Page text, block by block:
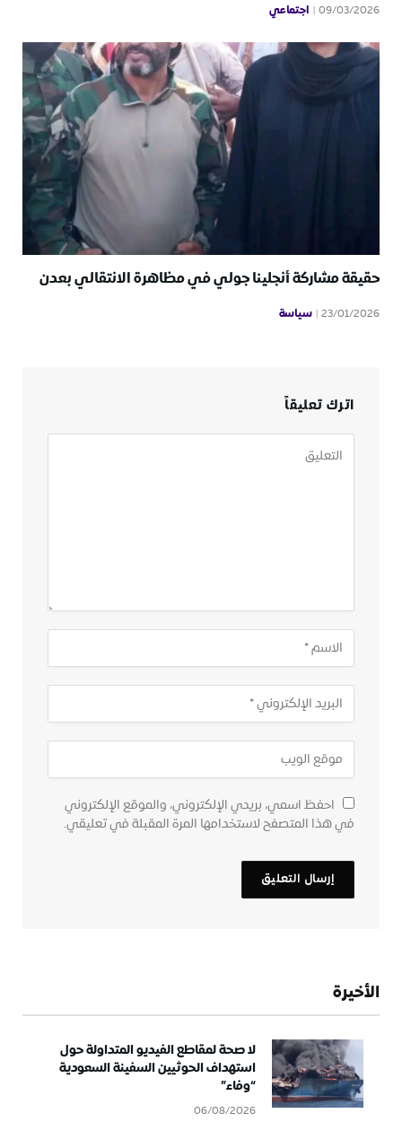
09/03/2026 اجتماعي
حقيقة مشاركة أنجلينا جولي في مظاهرة الانتقالي بعدن
23/01/2026 سياسة
اترك تعليقاً
احفظ اسمي، بريدي الإلكتروني، والموقع الإلكتروني
في هذا المتصفح لاستخدامها المرة المقبلة في تعليقي.
الأخيرة
لا صحة لمقاطع الفيديو المتداولة حول
استهداف الحوثيين السفينة السعودية
“وفاء”
06/08/2026